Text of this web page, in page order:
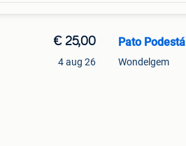
€ 25,00
4 aug 26
Pato Podestá
Wondelgem